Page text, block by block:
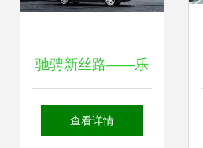
驰骋新丝路——乐
山金杰汽车销售服
查看详情